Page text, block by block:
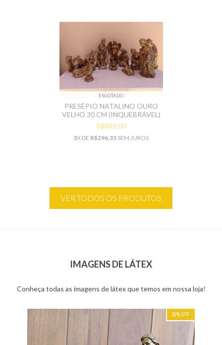
ESGOTADO
PRESÉPIO NATALINO OURO
VELHO 30 CM (INQUEBRÁVEL)
R$889,00
3X DE R$296,33 SEM JUROS
VER TODOS OS PRODUTOS
IMAGENS DE LÁTEX
Conheça todas as imagens de látex que temos em nossa loja!
30% OFF